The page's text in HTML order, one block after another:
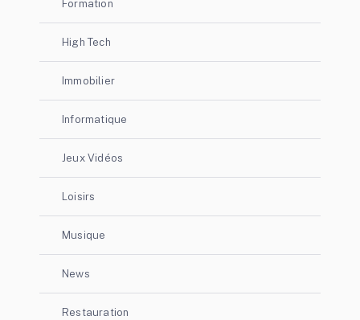
Formation
High Tech
Immobilier
Informatique
Jeux Vidéos
Loisirs
Musique
News
Restauration